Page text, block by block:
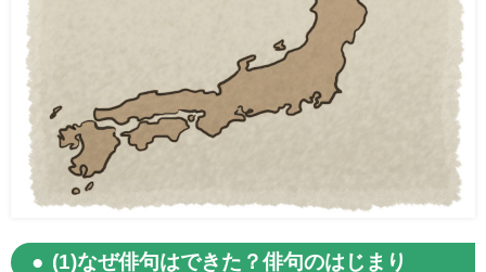
(1)なぜ俳句はできた？俳句のはじまり